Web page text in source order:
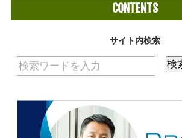
CONTENTS
サイト内検索